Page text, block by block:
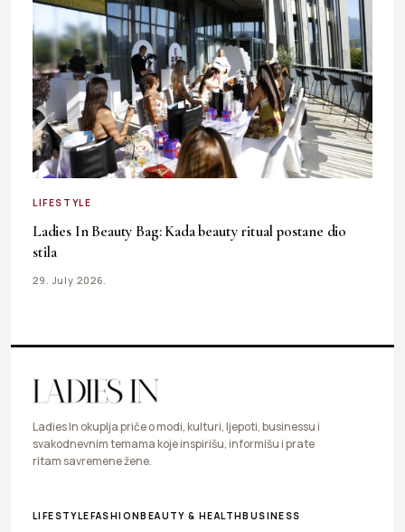
LIFESTYLE
Ladies In Beauty Bag: Kada beauty ritual postane dio
stila
29. July 2026.
Ladies In okuplja priče o modi, kulturi, ljepoti, businessu i
svakodnevnim temama koje inspirišu, informišu i prate
ritam savremene žene.
LIFESTYLEFASHIONBEAUTY & HEALTHBUSINESS